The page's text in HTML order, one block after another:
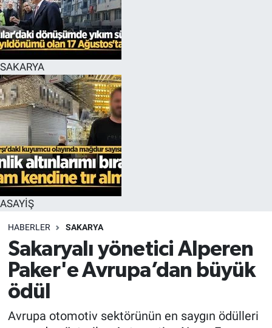
SAKARYA
ASAYİŞ
HABERLER SAKARYA
Sakaryalı yönetici Alperen
Paker'e Avrupa’dan büyük
ödül
Avrupa otomotiv sektörünün en saygın ödülleri